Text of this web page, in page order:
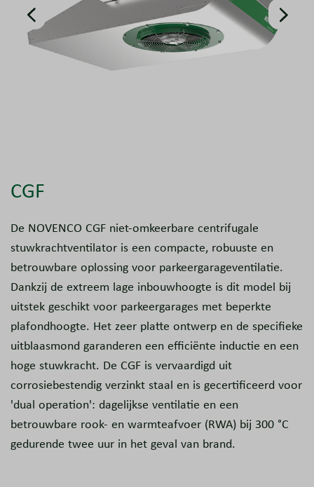
CGF
De NOVENCO CGF niet-omkeerbare centrifugale
stuwkrachtventilator is een compacte, robuuste en
betrouwbare oplossing voor parkeergarageventilatie.
Dankzij de extreem lage inbouwhoogte is dit model bij
uitstek geschikt voor parkeergarages met beperkte
plafondhoogte. Het zeer platte ontwerp en de specifieke
uitblaasmond garanderen een efficiënte inductie en een
hoge stuwkracht. De CGF is vervaardigd uit
corrosiebestendig verzinkt staal en is gecertificeerd voor
'dual operation': dagelijkse ventilatie en een
betrouwbare rook- en warmteafvoer (RWA) bij 300 °C
gedurende twee uur in het geval van brand.